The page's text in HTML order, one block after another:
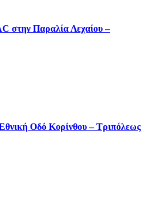
στην Παραλία Λεχαίου –
Oδό Κορίνθου – Τριπόλεως